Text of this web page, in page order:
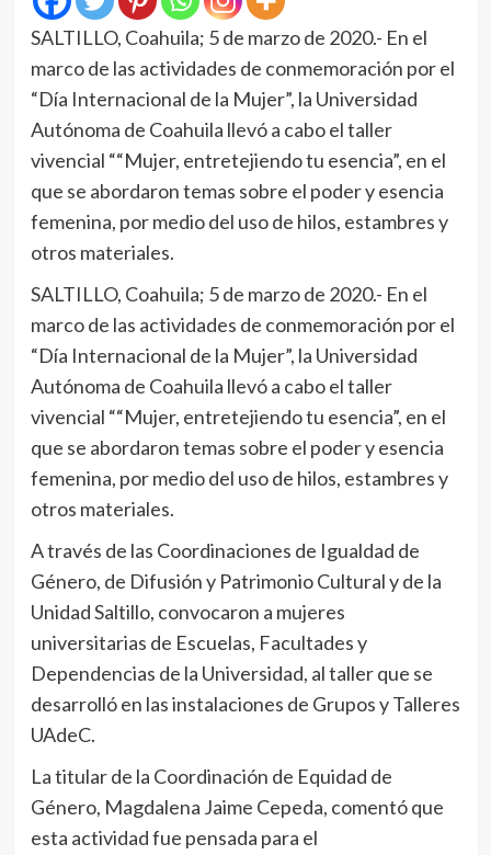
SALTILLO, Coahuila; 5 de marzo de 2020.- En el
marco de las actividades de conmemoración por el
“Día Internacional de la Mujer”, la Universidad
Autónoma de Coahuila llevó a cabo el taller
vivencial ““Mujer, entretejiendo tu esencia”, en el
que se abordaron temas sobre el poder y esencia
femenina, por medio del uso de hilos, estambres y
otros materiales.
SALTILLO, Coahuila; 5 de marzo de 2020.- En el
marco de las actividades de conmemoración por el
“Día Internacional de la Mujer”, la Universidad
Autónoma de Coahuila llevó a cabo el taller
vivencial ““Mujer, entretejiendo tu esencia”, en el
que se abordaron temas sobre el poder y esencia
femenina, por medio del uso de hilos, estambres y
otros materiales.
A través de las Coordinaciones de Igualdad de
Género, de Difusión y Patrimonio Cultural y de la
Unidad Saltillo, convocaron a mujeres
universitarias de Escuelas, Facultades y
Dependencias de la Universidad, al taller que se
desarrolló en las instalaciones de Grupos y Talleres
UAdeC.
La titular de la Coordinación de Equidad de
Género, Magdalena Jaime Cepeda, comentó que
esta actividad fue pensada para el